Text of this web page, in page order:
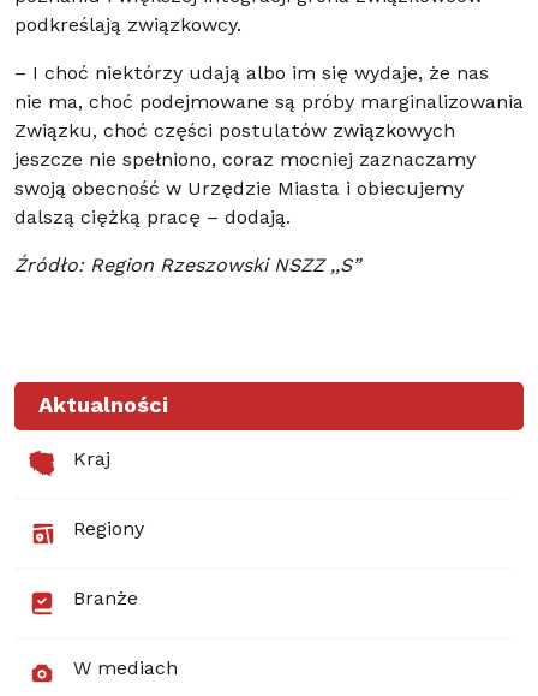
podkreślają związkowcy.
– I choć niektórzy udają albo im się wydaje, że nas
nie ma, choć podejmowane są próby marginalizowania
Związku, choć części postulatów związkowych
jeszcze nie spełniono, coraz mocniej zaznaczamy
swoją obecność w Urzędzie Miasta i obiecujemy
dalszą ciężką pracę – dodają.
Źródło: Region Rzeszowski NSZZ ,,S”
Aktualności
Kraj
Regiony
Branże
W mediach